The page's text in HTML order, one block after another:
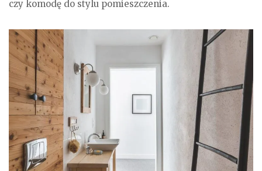
czy komodę do stylu pomieszczenia.